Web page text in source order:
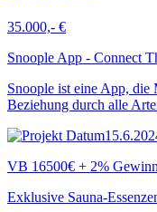
35.000,- €
Snoople App - Connect
Snoople ist eine App, die
Beziehung durch alle
VB 16500€ + 2%
Exklusive Sauna-